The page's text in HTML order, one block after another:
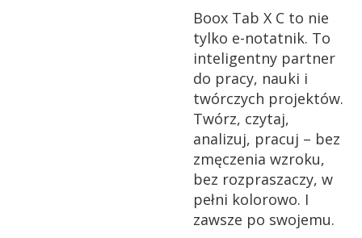
Boox Tab X C to nie
tylko e-notatnik. To
inteligentny partner
do pracy, nauki i
twórczych projektów.
Twórz, czytaj,
analizuj, pracuj – bez
zmęczenia wzroku,
bez rozpraszaczy, w
pełni kolorowo. I
zawsze po swojemu.